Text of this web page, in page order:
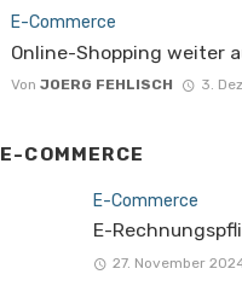
E-Commerce
Online-Shopping weiter
Von JOERG FEHLISCH 3.
E-COMMERCE
E-Commerce
E-
27. November